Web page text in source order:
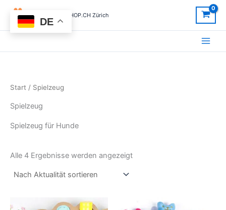
Inhalt
springen
CHIHUAHUASHOP.CH Zürich
Start / Spielzeug
Spielzeug
Spielzeug für Hunde
Alle 4 Ergebnisse werden angezeigt
DE